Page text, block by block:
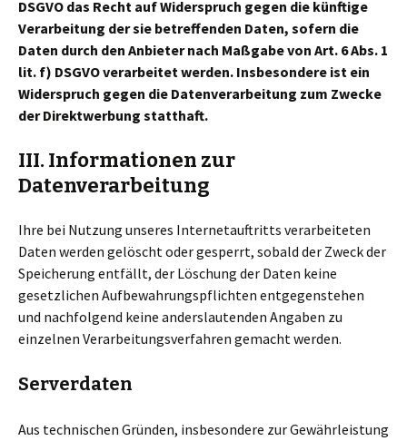
DSGVO das Recht auf Widerspruch gegen die künftige
Verarbeitung der sie betreffenden Daten, sofern die
Daten durch den Anbieter nach Maßgabe von Art. 6 Abs. 1
lit. f) DSGVO verarbeitet werden. Insbesondere ist ein
Widerspruch gegen die Datenverarbeitung zum Zwecke
der Direktwerbung statthaft.
III. Informationen zur
Datenverarbeitung
Ihre bei Nutzung unseres Internetauftritts verarbeiteten
Daten werden gelöscht oder gesperrt, sobald der Zweck der
Speicherung entfällt, der Löschung der Daten keine
gesetzlichen Aufbewahrungspflichten entgegenstehen
und nachfolgend keine anderslautenden Angaben zu
einzelnen Verarbeitungsverfahren gemacht werden.
Serverdaten
Aus technischen Gründen, insbesondere zur Gewährleistung